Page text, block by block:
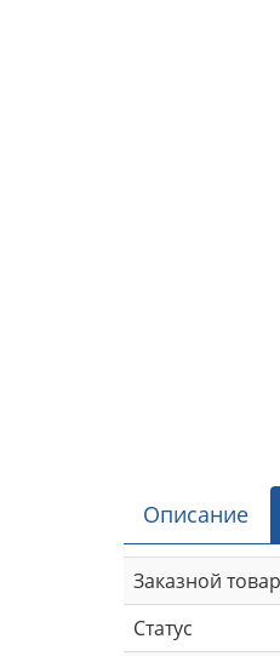
Описание
Заказной товар
Статус